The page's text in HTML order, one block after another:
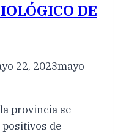
DE
22, 2023mayo
provincia se
de